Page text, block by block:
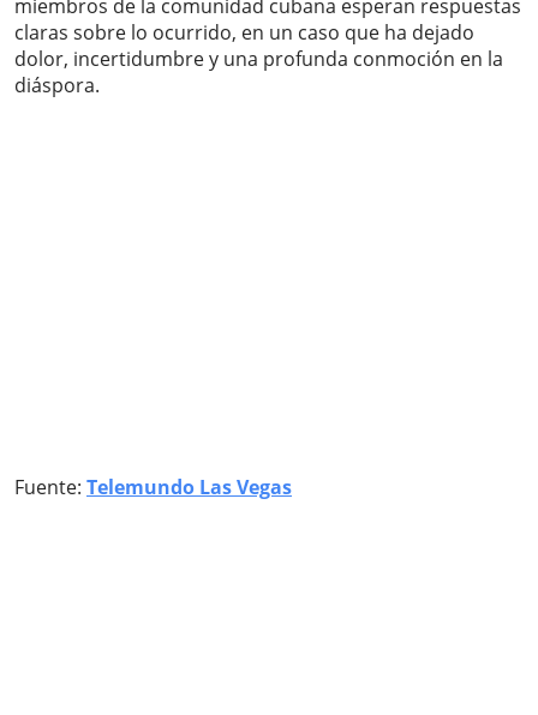
miembros de la comunidad cubana esperan respuestas
claras sobre lo ocurrido, en un caso que ha dejado
dolor, incertidumbre y una profunda conmoción en la
diáspora.
Fuente: Telemundo Las Vegas